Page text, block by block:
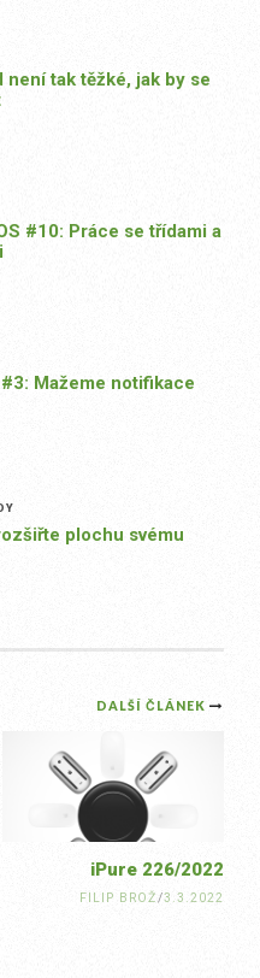
není tak těžké, jak by se
#10: Práce se třídami a
Mažeme notifikace
plochu svému
DALŠÍ ČLÁNEK
iPure 226/2022
FILIP BROŽ/3.3.2022